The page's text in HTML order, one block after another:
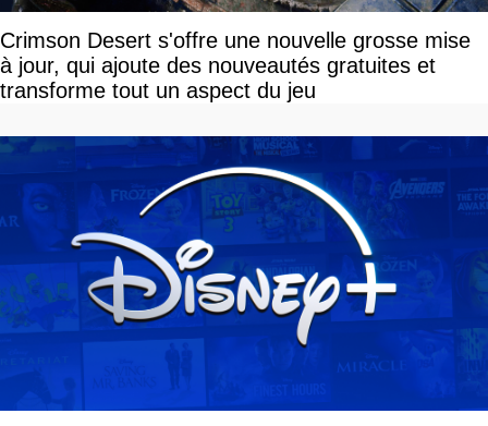
Crimson Desert s'offre une nouvelle grosse mise
à jour, qui ajoute des nouveautés gratuites et
transforme tout un aspect du jeu